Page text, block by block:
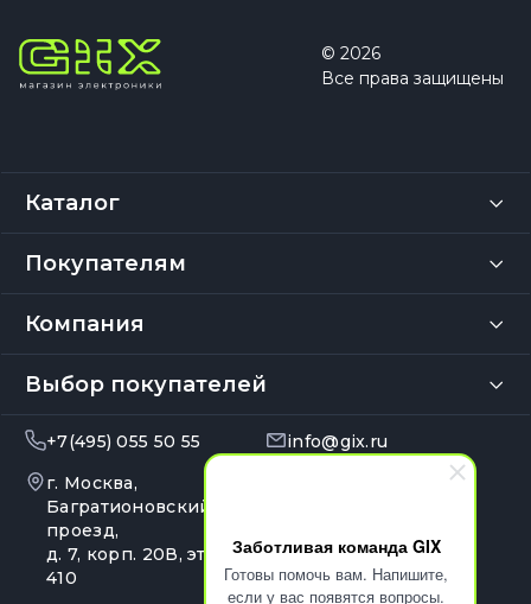
Заботливая команда GIX
Готовы помочь вам. Напишите,
если у вас появятся вопросы.
© 2026
Все права защищены
Каталог
Покупателям
Компания
Выбор покупателей
+7(495) 055 50 55
info@gix.ru
г. Москва,
Багратионовский
проезд,
д. 7, корп. 20В, эт. 4, оф.
410